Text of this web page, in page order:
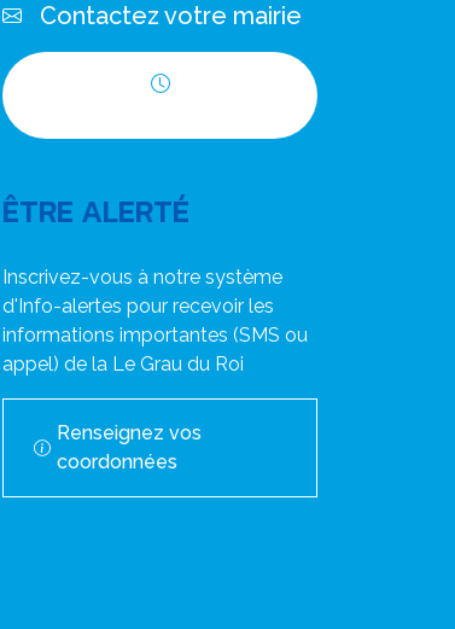
Contactez votre mairie
ÊTRE ALERTÉ
Inscrivez-vous à notre système
d'Info-alertes pour recevoir les
informations importantes (SMS ou
appel) de la Le Grau du Roi
Renseignez vos
coordonnées